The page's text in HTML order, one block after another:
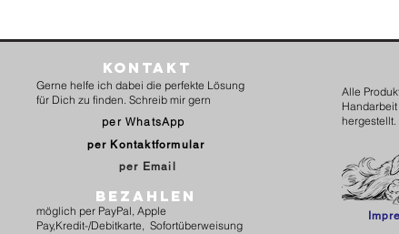
Kontakt
Gerne helfe ich dabei die perfekte Lösung
für Dich zu finden. Schreib mir gern
per WhatsApp
per Email
per Kontaktformular
BEZAHLEN
möglich per PayPal, Apple
Pay,Kredit-/Debitkarte, Sofortüberweisung
Alle
hergestellt.